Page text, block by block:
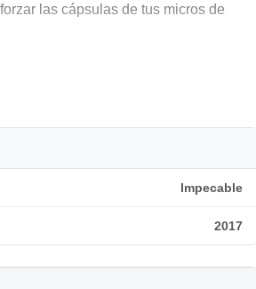
las cápsulas de tus micros de
Impecable
2017